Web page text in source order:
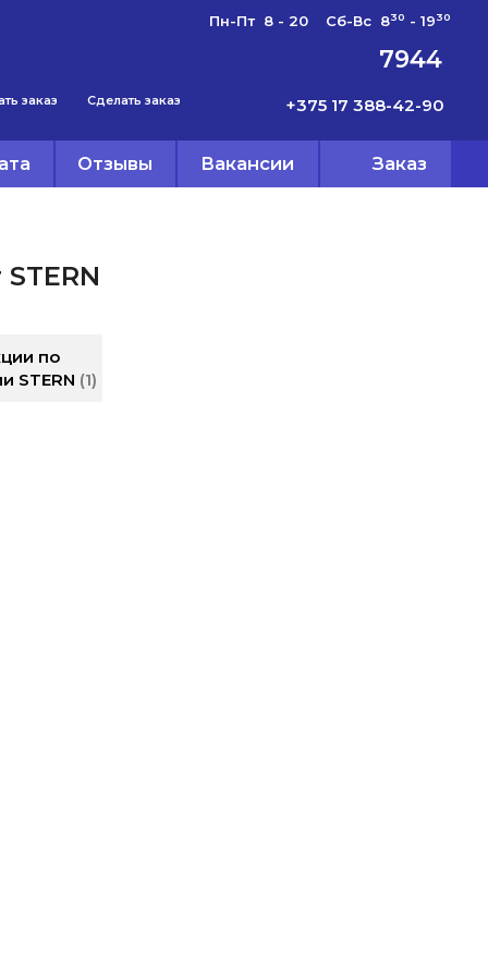
заказ Сделать заказ
Пн-Пт 8 - 20 Сб-Вс 830 - 1930
7944
+375 17 388-42-90
Отзывы Вакансии Заказ
по
STERN 1